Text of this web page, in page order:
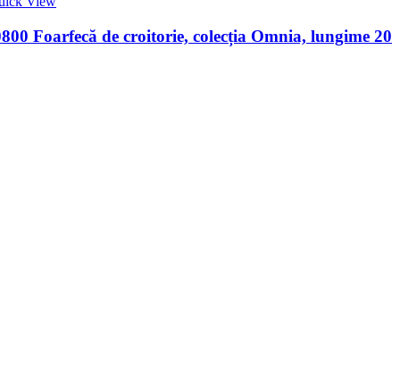
Foarfecă de croitorie, colecția Omnia, lungime 20